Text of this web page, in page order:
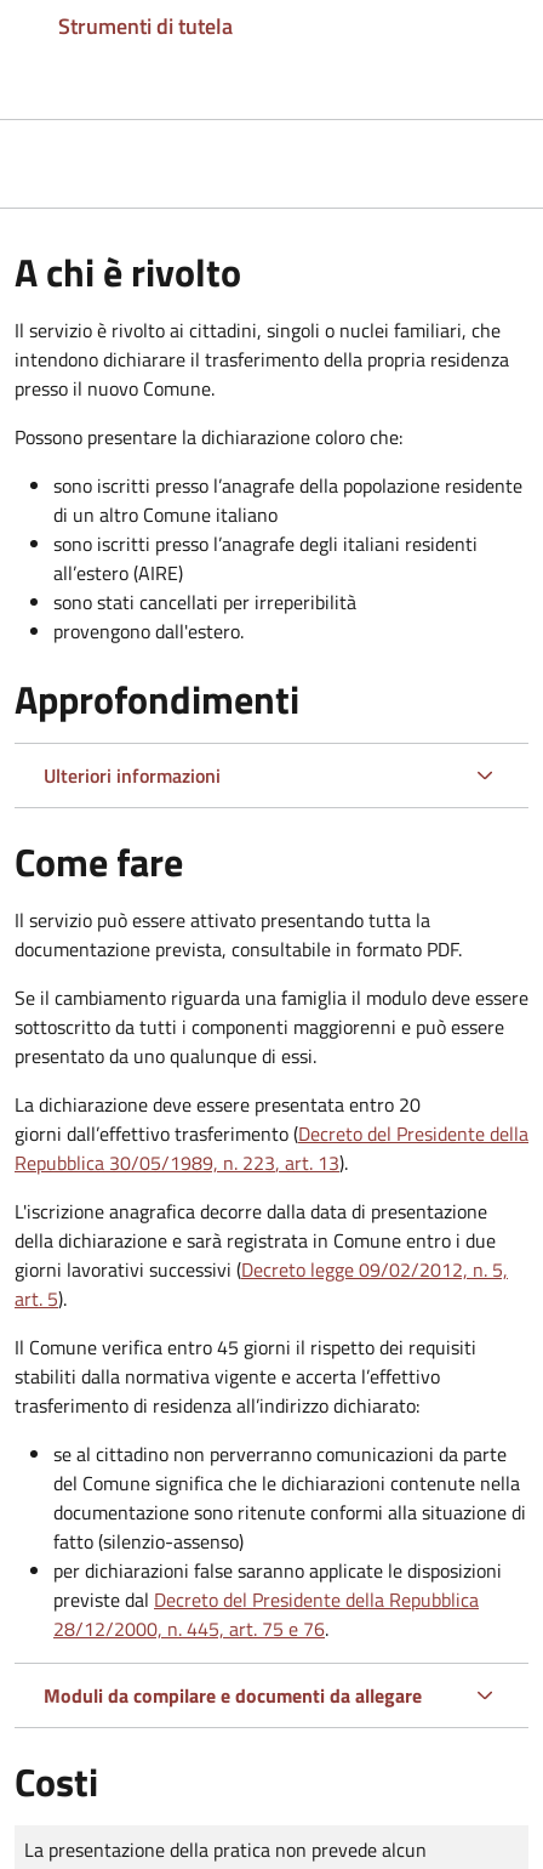
Strumenti di tutela
A chi è rivolto
Il servizio è rivolto ai cittadini, singoli o nuclei familiari, che
intendono dichiarare il trasferimento della propria residenza
presso il nuovo Comune.
Possono presentare la dichiarazione coloroche:
sono iscritti presso l’anagrafe della popolazione residente
di un altro Comune italiano
sono iscritti presso l’anagrafe degli italiani residenti
all’estero (AIRE)
sono stati cancellati per irreperibilità
provengono dall'estero.
Approfondimenti
Ulteriori informazioni
Come fare
Il servizio può essere attivato presentando tutta la
documentazione prevista, consultabile in formato PDF.
Se il cambiamento riguarda una famiglia il modulo deve essere
sottoscritto da tutti i componenti maggiorenni e può essere
presentato da uno qualunque di essi.
La dichiarazione deve essere presentata entro 20
giorni dall’effettivo trasferimento (Decreto del Presidente della
Repubblica 30/05/1989, n. 223, art. 13).
L'iscrizione anagrafica decorre dalla data di presentazione
della dichiarazione e sarà registrata in Comune entro i due
giorni lavorativi successivi (Decreto legge 09/02/2012, n. 5,
art. 5).
Il Comune verifica entro45 giorni il rispetto dei requisiti
stabiliti dalla normativa vigente e accerta l’effettivo
trasferimento di residenza all’indirizzo dichiarato:
se al cittadino non perverranno comunicazioni da parte
del Comune significa che le dichiarazioni contenute nella
documentazione sono ritenute conformi alla situazione di
fatto (silenzio-assenso)
per dichiarazioni false saranno applicate le disposizioni
previste dal Decreto del Presidente della Repubblica
28/12/2000, n. 445, art. 75 e 76.
Moduli da compilare e documenti da allegare
Costi
Tipo di pagamento
Importo
La presentazione della pratica non prevede alcun